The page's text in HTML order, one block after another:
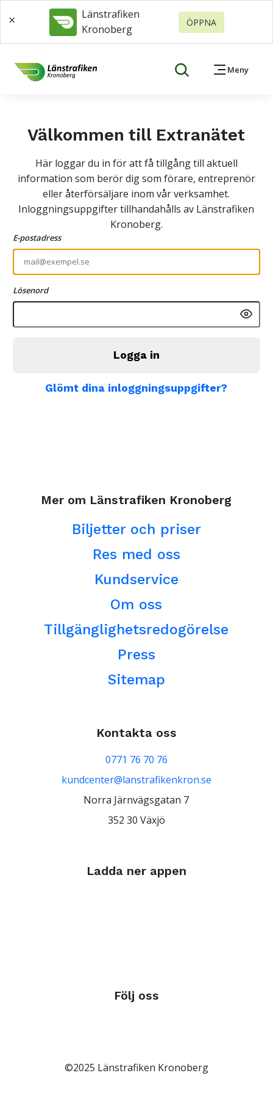
×
Länstrafiken
Kronoberg
ÖPPNA
Meny
Välkommen till Extranätet
Här loggar du in för att få tillgång till aktuell
information som berör dig som förare, entreprenör
eller återförsäljare inom vår verksamhet.
Inloggningsuppgifter tillhandahålls av Länstrafiken
Kronoberg.
E-postadress
Lösenord
Logga in
Glömt dina inloggningsuppgifter?
Mer om Länstrafiken Kronoberg
Biljetter och priser
Res med oss
Kundservice
Om oss
Tillgänglighetsredogörelse
Press
Sitemap
Kontakta oss
0771 76 70 76
kundcenter@lanstrafikenkron.se
Norra Järnvägsgatan 7
352 30 Växjö
Ladda ner appen
Följ oss
©2025 Länstrafiken Kronoberg